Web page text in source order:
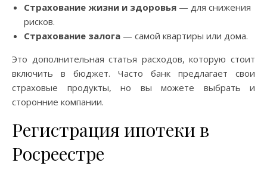
Страхование жизни и здоровья — для снижения
рисков.
Страхование залога — самой квартиры или дома.
Это дополнительная статья расходов, которую стоит
включить в бюджет. Часто банк предлагает свои
страховые продукты, но вы можете выбрать и
сторонние компании.
Регистрация ипотеки в
Росреестре